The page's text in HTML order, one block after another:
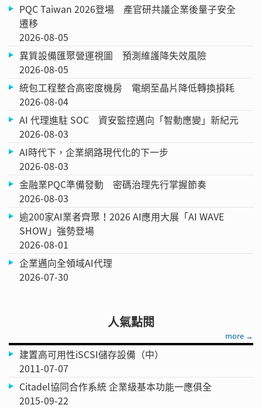
PQC Taiwan 2026登場 產官研共議企業後量子安全
遷移
2026-08-05
異質設備匯聚營運視圖 預測維護降失效風險
2026-08-05
統包工程整合高密度機房 電網至晶片降低轉換損耗
2026-08-04
AI 代理進駐 SOC 資安監控邁向「智動應變」新紀元
2026-08-03
AI時代下，企業網路現代化的下一步
2026-08-03
金融業PQC準備發動 密碼治理先行掌握節奏
2026-08-03
逾200家AI業者齊聚！2026 AI應用大展「AI WAVE
SHOW」強勢登場
2026-08-01
企業邁向全領域AI代理
2026-07-30
人氣點閱
more →
建置高可用性iSCSI儲存設備（中）
2011-07-07
Citadel協同合作系統 企業級基本功能一應俱全
2015-09-22